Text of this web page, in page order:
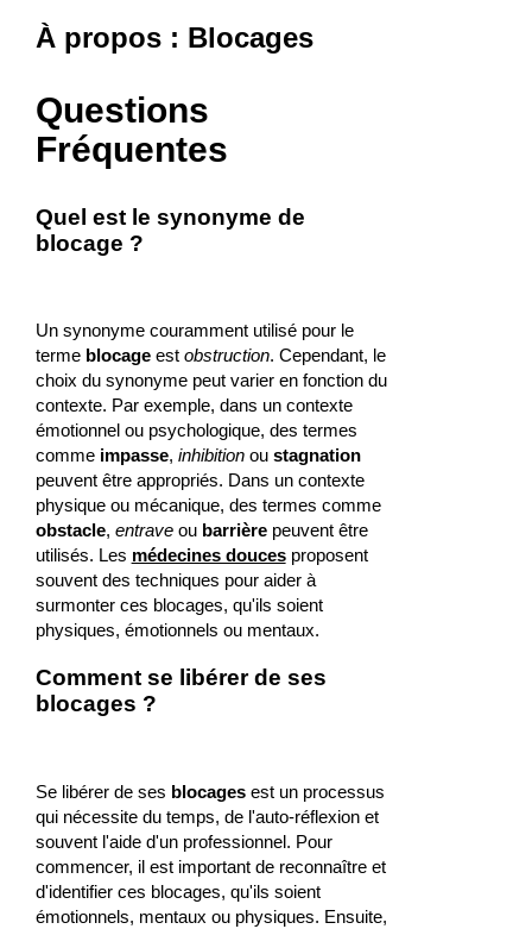
À propos : Blocages
Questions
Fréquentes
Quel est le synonyme de
blocage ?
Un synonyme couramment utilisé pour le
terme blocageest obstruction. Cependant, le
choix du synonyme peut varier en fonction du
contexte. Par exemple, dans un contexte
émotionnel ou psychologique, des termes
comme impasse, inhibitionou stagnation
peuvent être appropriés. Dans un contexte
physique ou mécanique, des termes comme
obstacle, entraveou barrièrepeuvent être
utilisés. Les médecines doucesproposent
souvent des techniques pour aider à
surmonter ces blocages, qu'ils soient
physiques, émotionnels ou mentaux.
Comment se libérer de ses
blocages ?
Se libérer de ses blocagesest un processus
qui nécessite du temps, de l'auto-réflexion et
souvent l'aide d'un professionnel. Pour
commencer, il est important de reconnaître et
d'identifier ces blocages, qu'ils soient
émotionnels, mentaux ou physiques. Ensuite,